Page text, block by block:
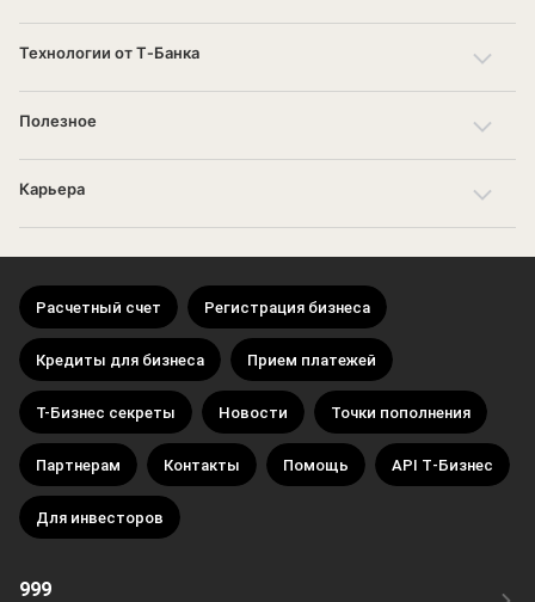
Технологии от Т‑Банка
Полезное
Карьера
Расчетный счет Регистрация бизнеса
Кредиты для бизнеса Прием платежей
Т-Бизнес секреты Новости Точки пополнения
Партнерам Контакты Помощь API Т‑Бизнес
Для инвесторов
999